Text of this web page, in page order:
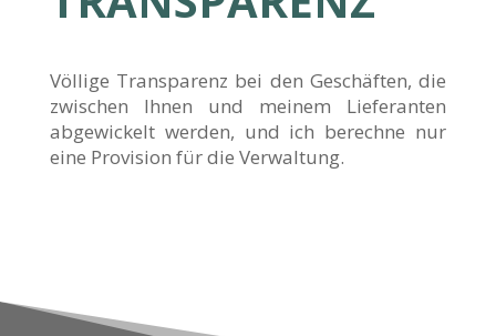
Völlige Transparenz bei den Geschäften, die
zwischen Ihnen und meinem Lieferanten
abgewickelt werden, und ich berechne nur
eine Provision für die Verwaltung.